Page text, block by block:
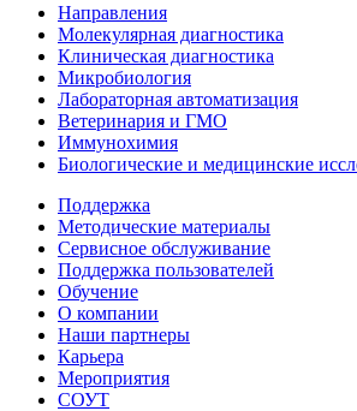
Направления
Молекулярная диагностика
Клиническая диагностика
Микробиология
Лабораторная автоматизация
Ветеринария и ГМО
Иммунохимия
Биологические и медицинские
Поддержка
Методические материалы
Сервисное обслуживание
Поддержка пользователей
Обучение
О компании
Наши партнеры
Карьера
Мероприятия
СОУТ